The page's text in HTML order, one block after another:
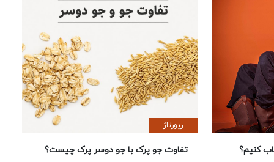
کنیم؟
رپورتاژ
تفاوت جو پرک با جو دوسر پرک چیست؟